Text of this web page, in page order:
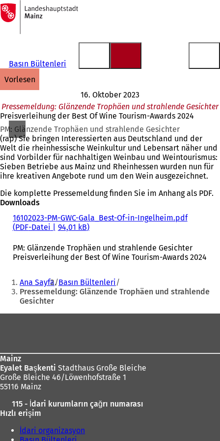
Inhalt anspringen
Zur
Startseite
Basın Bültenleri
vorlesen
16. Oktober 2023
Pressemeldung: Glänzende Trophäen und strahlende Gesichter
Preisverleihung der Best Of Wine Tourism-Awards 2024
PM: Glänzende Trophäen und strahlende Gesichter
(rap) Sie bringen Interessierten aus Deutschland und der
Welt die rheinhessische Weinkultur und Lebensart näher und
sind Vorbilder für nachhaltigen Weinbau und Weintourismus:
Sieben Betriebe aus Mainz und Rheinhessen wurden nun für
ihre kreativen Angebote rund um den Wein ausgezeichnet.
Die komplette Pressemeldung finden Sie im Anhang als PDF.
Downloads
16102023-PM-GWC-Gala_Best-Of-in-Ingelheim.pdf
PDF-Datei 94,01 kB
PM: Glänzende Trophäen und strahlende Gesichter
Preisverleihung der Best Of Wine Tourism-Awards 2024
Sie
befinden
sich
hier:
Ana Sayfa Basın Bültenleri
Pressemeldung: Glänzende Trophäen und strahlende
Gesichter
Mainz
Eyalet Başkenti Stadthaus Große Bleiche
Große Bleiche 46/Löwenhofstraße 1
55116 Mainz
115 - İdari kurumların çağrı numarası
Hızlı erişim
İdari organizasyon